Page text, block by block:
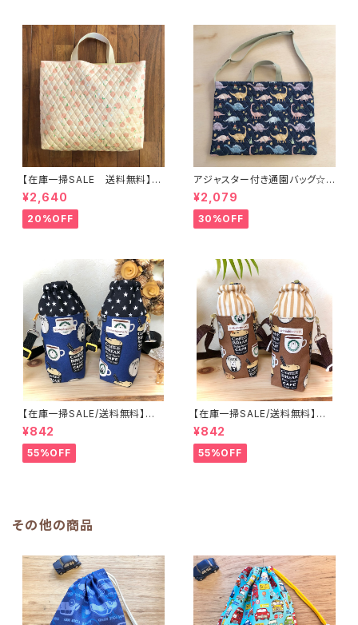
【在庫一掃SALE 送料無料】通
園バッグ☆32×43マチ6cm☆
【ピーチ柄】★TB.39 幼稚園バ
ッグ トートバッグ キルティン
グ レッスンバッグ 桃 女の
¥2,640
20%OFF
アジャスター付き通園バッグ☆3
0×43cm 【恐竜柄】 ★B. 13 男
の子 キルティング 絵本バッ
グ ダイナソー ｜通園通学用
のかわいい巾着袋や入園オーダ
¥2,079
30%OFF
【在庫一掃SALE/送料無料】洗
える保温保冷ペットボトルカバー
＆水筒ホルダー【白くまコーヒ
ー】子供用★PS.4445｜通園用
のかわいいトートバッグや子供ス
¥842
55%OFF
【在庫一掃SALE/送料無料】洗
える保温保冷ペットボトルカバー
＆水筒ホルダー【白くまコーヒ
ー】子供用★PS.3233｜通園用
のかわいいトートバッグや子供ス
¥842
55%OFF
その他の商品